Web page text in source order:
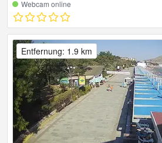
Webcam online
Entfernung: 1.9 km